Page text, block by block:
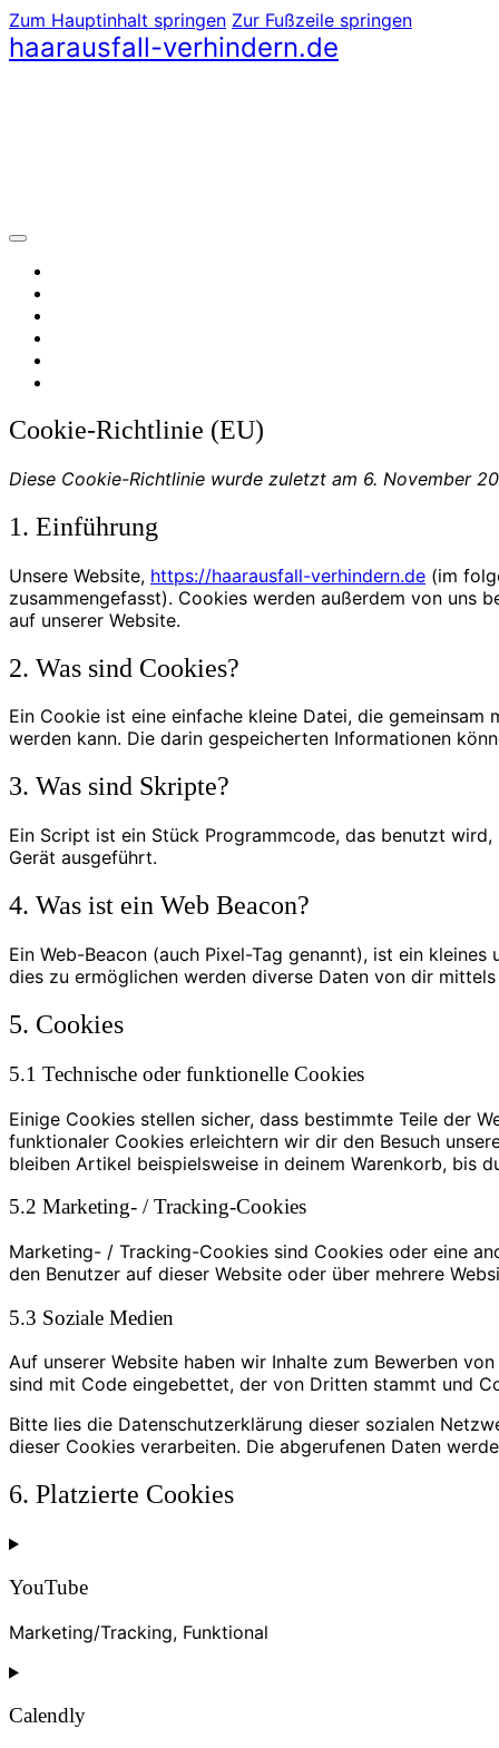
Zum Hauptinhalt springen Zur Fußzeile springen
haarausfall-verhindern.de
Cookie-Richtlinie (EU)
Diese Cookie-Richtlinie wurde zuletzt am 6. November
1. Einführung
Unsere Website, https://haarausfall-verhindern.de (im
zusammengefasst). Cookies werden außerdem von uns
auf unserer Website.
2. Was sind Cookies?
Ein Cookie ist eine einfache kleine Datei, die
werden kann. Die darin gespeicherten Informationen
3. Was sind Skripte?
Ein Script ist ein Stück Programmcode, das benutzt
Gerät ausgeführt.
4. Was ist ein Web Beacon?
Ein Web-Beacon (auch Pixel-Tag genannt), ist ein
dies zu ermöglichen werden diverse Daten von dir
5. Cookies
5.1 Technische oder funktionelle Cookies
Einige Cookies stellen sicher, dass bestimmte Teile der
funktionaler Cookies erleichtern wir dir den Besuch
bleiben Artikel beispielsweise in deinem Warenkorb, bis
5.2 Marketing- / Tracking-Cookies
Marketing- / Tracking-Cookies sind Cookies oder eine
den Benutzer auf dieser Website oder über mehrere
5.3 Soziale Medien
Auf unserer Website haben wir Inhalte zum Bewerben
sind mit Code eingebettet, der von Dritten stammt und
Bitte lies die Datenschutzerklärung dieser sozialen
dieser Cookies verarbeiten. Die abgerufenen Daten
6. Platzierte Cookies
YouTube
Marketing/Tracking, Funktional
Consent
service
Calendly